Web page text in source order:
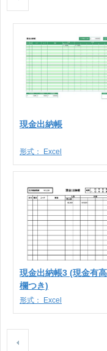
現金出納帳
形式： Excel
現金出納帳3 (現金有
欄つき)
形式： Excel